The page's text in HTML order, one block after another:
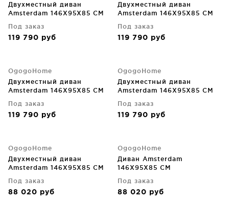
Двухместный диван
Amsterdam 146X95X85 CM
Под заказ
119 790 руб
Двухместный диван
Amsterdam 146X95X85 CM
Под заказ
119 790 руб
OgogoHome
Двухместный диван
Amsterdam 146X95X85 CM
Под заказ
119 790 руб
OgogoHome
Двухместный диван
Amsterdam 146X95X85 CM
Под заказ
119 790 руб
OgogoHome
Двухместный диван
Amsterdam 146X95X85 CM
Под заказ
88 020 руб
OgogoHome
Диван Amsterdam
146X95X85 CM
Под заказ
88 020 руб